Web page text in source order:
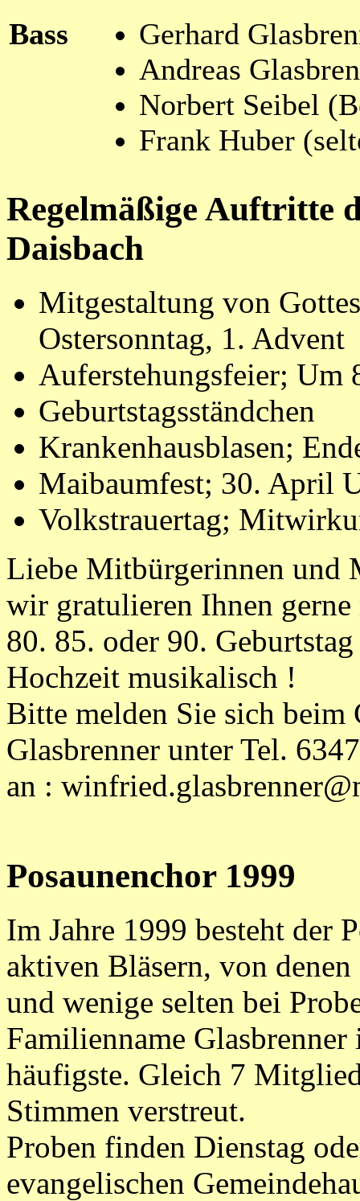
Bass
Gerhard
Andreas
Norbert Seibel
Frank Huber
Regelmäßige Auftritte
Daisbach
Mitgestaltung von
Ostersonntag, 1. Advent
Auferstehungsfeier; Um
Geburtstagsständchen
Krankenhausblasen;
Maibaumfest; 30. April
Volkstrauertag;
Liebe Mitbürgerinnen und
wir gratulieren Ihnen
80. 85. oder 90.
Hochzeit musikalisch !
Bitte melden Sie sich
Glasbrenner unter Tel.
an :
Posaunenchor 1999
Im Jahre 1999 besteht der
aktiven Bläsern, von
und wenige selten bei
Familienname
häufigste. Gleich 7
Stimmen verstreut.
Proben finden Dienstag
evangelischen